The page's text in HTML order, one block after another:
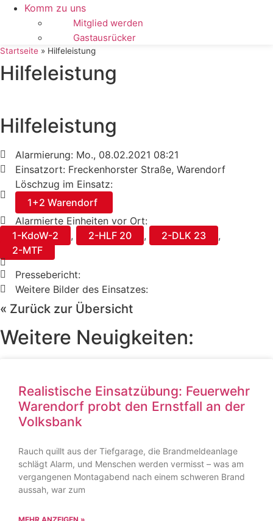
Komm zu uns
Mitglied werden
Gastausrücker
Startseite » Hilfeleistung
Hilfeleistung
Hilfeleistung
Alarmierung: Mo., 08.02.2021 08:21
Einsatzort: Freckenhorster Straße, Warendorf
Löschzug im Einsatz:
1+2 Warendorf
Alarmierte Einheiten vor Ort:
1-KdoW-2
, 2-HLF 20 , 2-DLK 23
,
2-MTF
Pressebericht:
Weitere Bilder des Einsatzes:
« Zurück zur Übersicht
Weitere Neuigkeiten:
Realistische Einsatzübung: Feuerwehr
Warendorf probt den Ernstfall an der
Volksbank
Rauch quillt aus der Tiefgarage, die Brandmeldeanlage
schlägt Alarm, und Menschen werden vermisst – was am
vergangenen Montagabend nach einem schweren Brand
aussah, war zum